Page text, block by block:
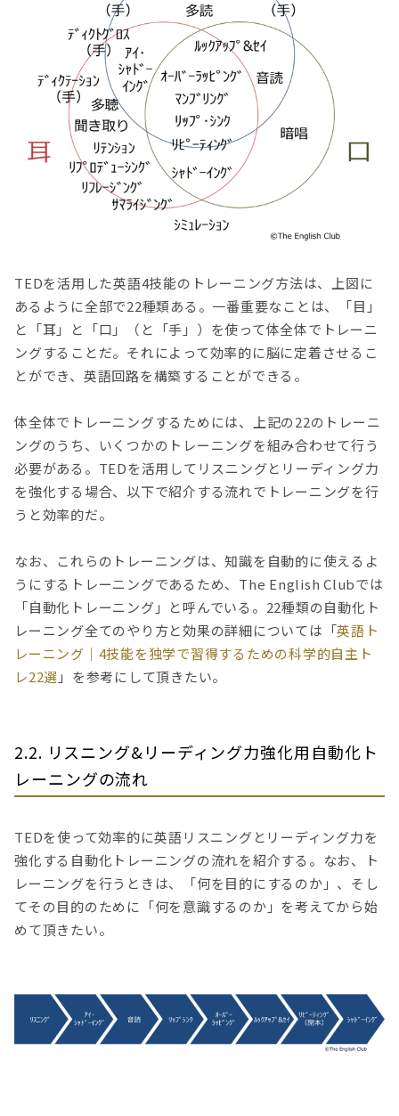
TEDを活用した英語4技能のトレーニング方法は、上図に
あるように全部で22種類ある。一番重要なことは、「目」
と「耳」と「口」（と「手」）を使って体全体でトレーニ
ングすることだ。それによって効率的に脳に定着させるこ
とができ、英語回路を構築することができる。
体全体でトレーニングするためには、上記の22のトレーニ
ングのうち、いくつかのトレーニングを組み合わせて行う
必要がある。TEDを活用してリスニングとリーディング力
を強化する場合、以下で紹介する流れでトレーニングを行
うと効率的だ。
なお、これらのトレーニングは、知識を自動的に使えるよ
うにするトレーニングであるため、The English Clubでは
「自動化トレーニング」と呼んでいる。22種類の自動化ト
レーニング全てのやり方と効果の詳細については「英語ト
レーニング｜4技能を独学で習得するための科学的自主ト
レ22選 」を参考にして頂きたい。
2.2. リスニング&リーディング力強化用自動化ト
レーニングの流れ
TEDを使って効率的に英語リスニングとリーディング力を
強化する自動化トレーニングの流れを紹介する。なお、ト
レーニングを行うときは、「何を目的にするのか」、そし
てその目的のために「何を意識するのか」を考えてから始
めて頂きたい。